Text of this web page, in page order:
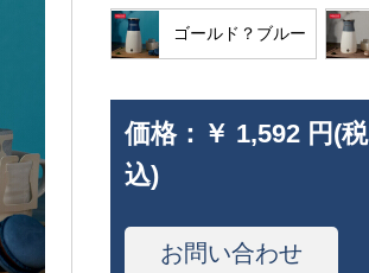
ゴールド？ブルー
価格： ￥ 1,592 円(税
込)
お問い合わせ